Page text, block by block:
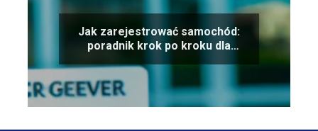
Jak zarejestrować samochód:
poradnik krok po kroku dla